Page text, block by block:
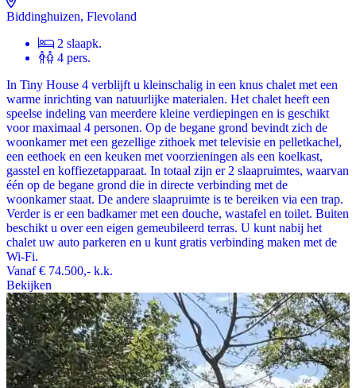
Biddinghuizen, Flevoland
2 slaapk.
4 pers.
In Tiny House 4 verblijft u kleinschalig in een knus chalet met een
warme inrichting van natuurlijke materialen. Het chalet heeft een
speelse indeling van meerdere kleine verdiepingen en is geschikt
voor maximaal 4 personen. Op de begane grond bevindt zich de
woonkamer met een gezellige zithoek met televisie en pelletkachel,
een eethoek en een keuken met voorzieningen als een koelkast,
gasstel en koffiezetapparaat. In totaal zijn er 2 slaapruimtes, waarvan
één op de begane grond die in directe verbinding met de
woonkamer staat. De andere slaapruimte is te bereiken via een trap.
Verder is er een badkamer met een douche, wastafel en toilet. Buiten
beschikt u over een eigen gemeubileerd terras. U kunt nabij het
chalet uw auto parkeren en u kunt gratis verbinding maken met de
Wi-Fi.
Vanaf € 74.500,- k.k.
Bekijken